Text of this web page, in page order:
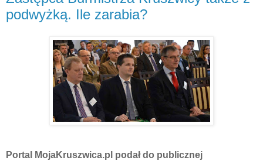
podwyżką. Ile zarabia?
Portal MojaKruszwica.pl podał do publicznej